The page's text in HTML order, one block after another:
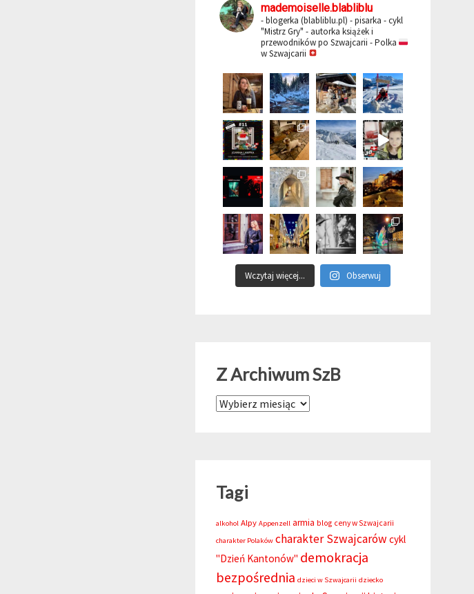
mademoiselle.blabliblu
- blogerka (blabliblu.pl) - pisarka - cykl
"Mistrz Gry" - autorka książek i
przewodników po Szwajcarii - Polka
w Szwajcarii
Wczytaj więcej... Obserwuj
Z Archiwum SzB
Z Archiwum SzB
Tagi
alkohol Alpy Appenzell armia blog ceny w Szwajcarii
charakter Polaków charakter Szwajcarów cykl
"Dzień Kantonów" demokracja
bezpośrednia dzieci w Szwajcarii dziecko